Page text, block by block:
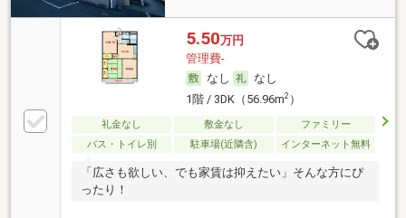
5.50万円
管理費-
なし
なし
1階 / 3DK（56.96m2）
礼金なし 敷金なし
ファミリー
バス・トイレ別
駐車場(近隣含) インターネット無料
「広さも欲しい、でも家賃は抑えたい」そんな方にぴ
ったり！